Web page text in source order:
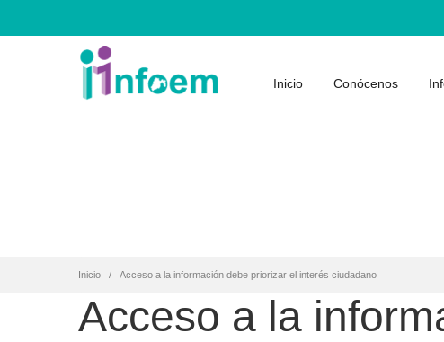
Inicio Conócenos
Inicio Acceso a la información debe priorizar el interés ciudadano
Acceso a la